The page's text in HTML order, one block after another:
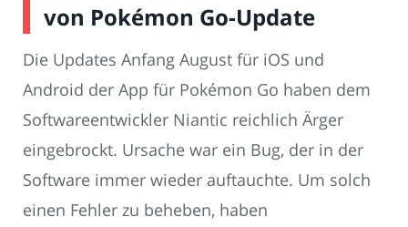
von Pokémon Go-Update
Die Updates Anfang August für iOS und
Android der App für Pokémon Go haben dem
Softwareentwickler Niantic reichlich Ärger
eingebrockt. Ursache war ein Bug, der in der
Software immer wieder auftauchte. Um solch
einen Fehler zu beheben, haben